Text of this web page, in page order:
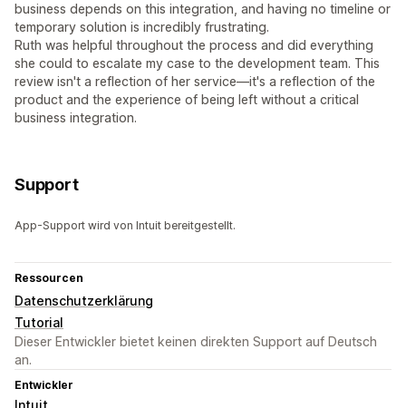
business depends on this integration, and having no timeline or
temporary solution is incredibly frustrating.
Ruth was helpful throughout the process and did everything
she could to escalate my case to the development team. This
review isn't a reflection of her service—it's a reflection of the
product and the experience of being left without a critical
business integration.
Support
App-Support wird von Intuit bereitgestellt.
Ressourcen
Datenschutzerklärung
Tutorial
Dieser Entwickler bietet keinen direkten Support auf Deutsch
an.
Entwickler